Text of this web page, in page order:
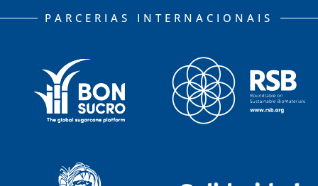
PARCERIAS INTERNACIONAIS